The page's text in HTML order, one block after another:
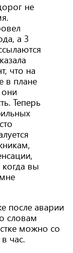
не
а 3
что на
в плане
Теперь
вы
после аварии
словам
можно со
час.